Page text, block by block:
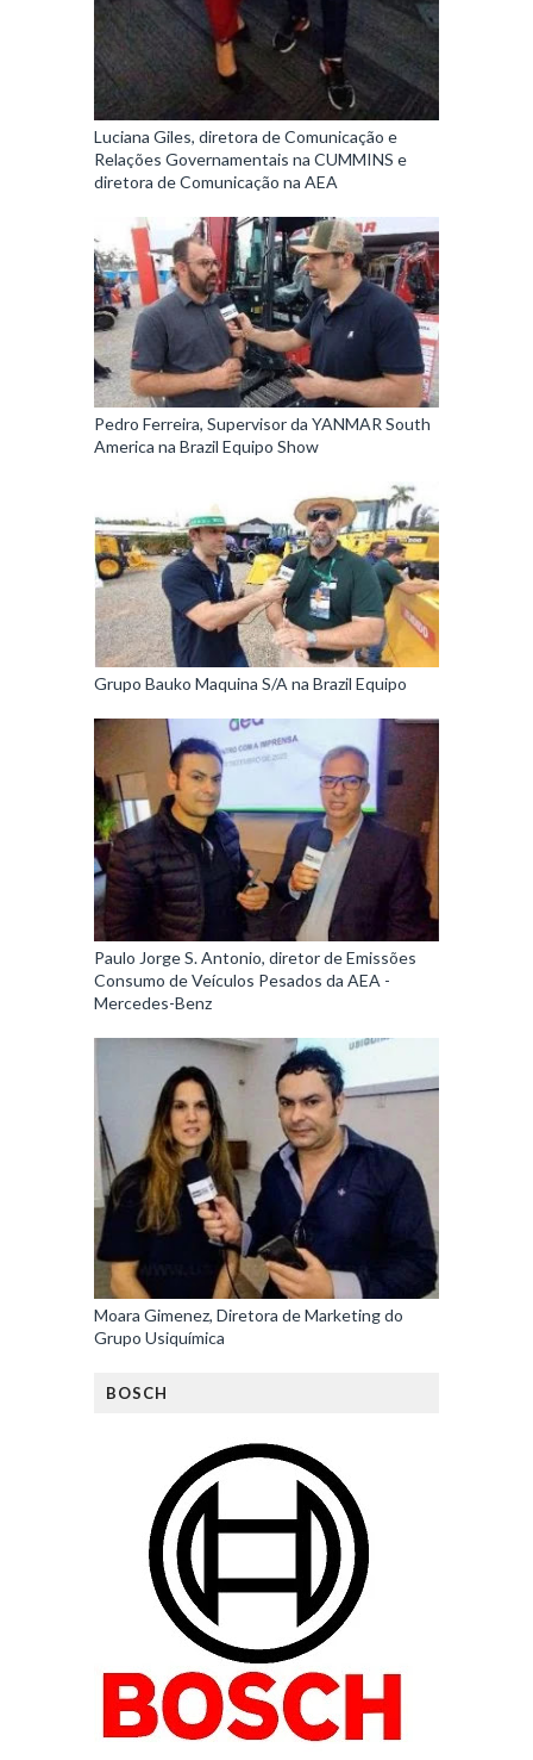
Luciana Giles, diretora de Comunicação e
Relações Governamentais na CUMMINS e
diretora de Comunicação na AEA
Pedro Ferreira, Supervisor da YANMAR South
America na Brazil Equipo Show
Grupo Bauko Maquina S/A na Brazil Equipo
Paulo Jorge S. Antonio, diretor de Emissões
Consumo de Veículos Pesados da AEA -
Mercedes-Benz
Moara Gimenez, Diretora de Marketing do
Grupo Usiquímica
BOSCH